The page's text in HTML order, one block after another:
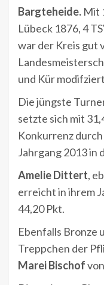
Bargteheide. Mit
Lübeck 1876, 4
war der Kreis gut
und Kür
Die jüngste
setzte sich mit
Konkurrenz
Jahrgang 2013 in
Amelie Dittert,
erreicht in ihrem
44,20 Pkt.
Ebenfalls Bronze
Treppchen der
Marei Bischof